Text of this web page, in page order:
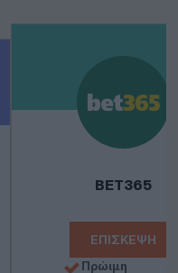
BET365
ΕΠΊΣΚΕΨΗ
Πρώιμη